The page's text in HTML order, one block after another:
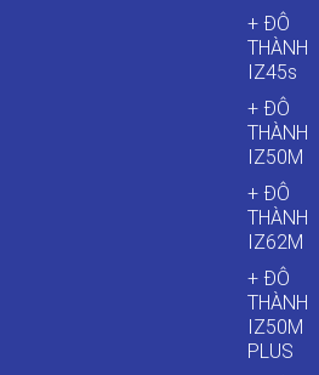
+ ĐÔ
THÀNH
IZ45s
+ ĐÔ
THÀNH
IZ50M
+ ĐÔ
THÀNH
IZ62M
+ ĐÔ
THÀNH
IZ50M
PLUS